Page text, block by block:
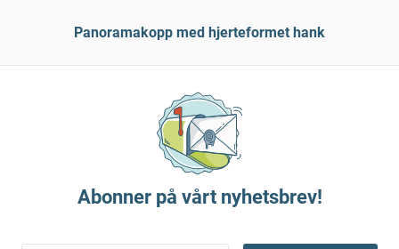
Panoramakopp med hjerteformet hank
Abonner på vårt nyhetsbrev!